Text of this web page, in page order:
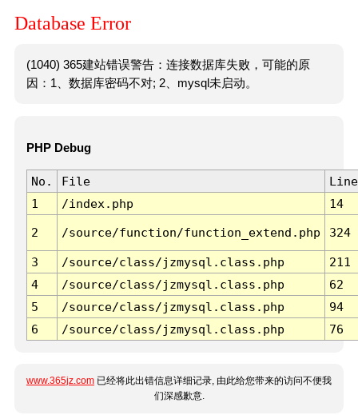
Database Error
(1040) 365建站错误警告：连接数据库失败，可能的原
因：1、数据库密码不对; 2、mysql未启动。
PHP Debug
No. File
Line
1
/index.php 14
2 /source/function/function_extend.php 324
3 /source/class/jzmysql.class.php
211
4
/source/class/jzmysql.class.php
62
5
/source/class/jzmysql.class.php
94
6
/source/class/jzmysql.class.php 76
www.365jz.com 已经将此出错信息详细记录, 由此给您带来的访问不便我
们深感歉意.